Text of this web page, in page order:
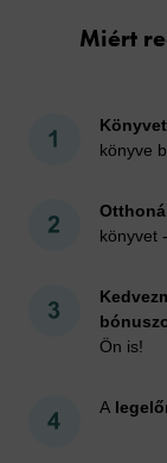
Miért
könyve
könyvet
Ön is!
A